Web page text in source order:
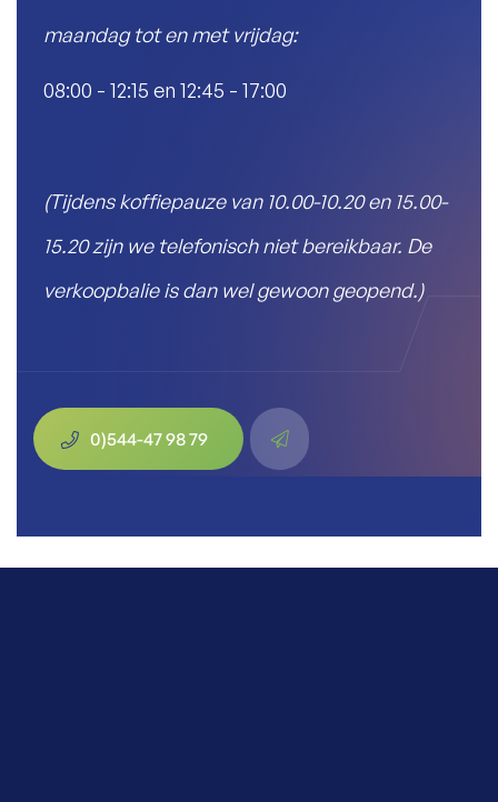
maandag tot en met vrijdag:
08:00 - 12:15 en 12:45 - 17:00
(Tijdens koffiepauze van 10.00-10.20 en 15.00-
15.20 zijn we telefonisch niet bereikbaar. De
verkoopbalie is dan wel gewoon geopend.)
0)544-47 98 79